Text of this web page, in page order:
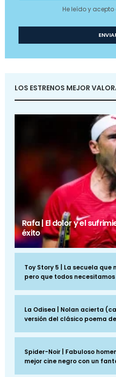
He leído y acepto
LOS ESTRENOS MEJOR
Rafa | El dolor y el
éxito
Toy Story 5 | La secuela
pero que todos necesitamos
La Odisea | Nolan acierta
versión del clásico poema
Spider-Noir | Fabuloso
mejor cine negro con un